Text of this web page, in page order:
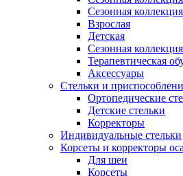
Сезонная
Взрослая
Детская
Сезонная
Терапевтическая
Аксессуары
Стельки и
Ортопедические
Детские стельки
Корректоры
Индивидуальные стельки
Корсеты и корректоры
Для шеи
Корсеты